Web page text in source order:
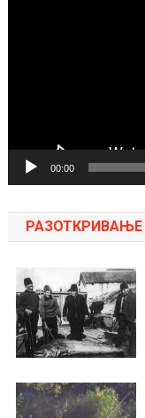
00:00